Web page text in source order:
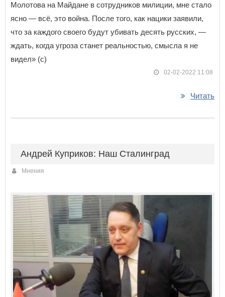
Молотова на Майдане в сотрудников милиции, мне стало
ясно — всё, это война. После того, как нацики заявили,
что за каждого своего будут убивать десять русских, —
ждать, когда угроза станет реальностью, смысла я не
видел» (с)
02-02-2022 11:08
Читать
Андрей Куприков: Наш Сталинград
Мнения